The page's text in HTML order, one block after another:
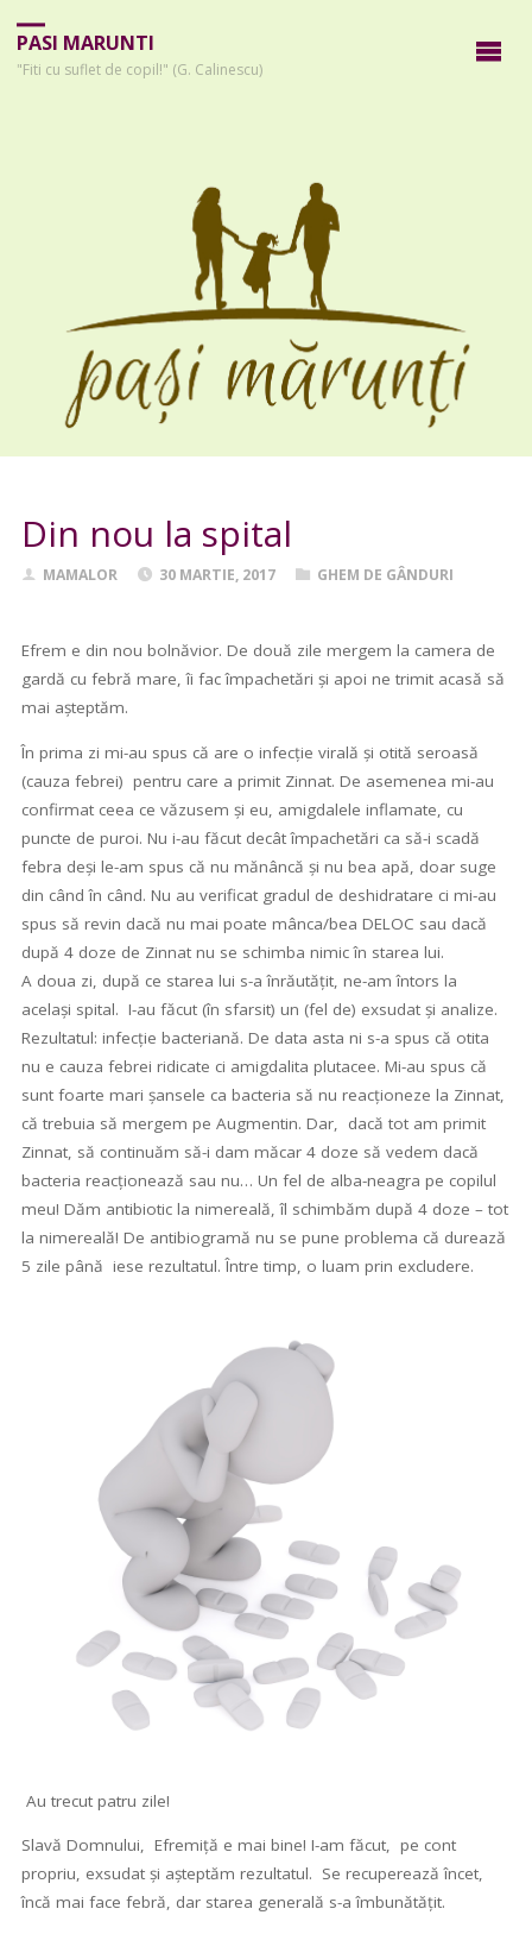
PASI MARUNTI
"Fiti cu suflet de copil!" (G. Calinescu)
Din nou la spital
MAMALOR 30 MARTIE, 2017 GHEM DE GÂNDURI
Efrem e din nou bolnăvior. De două zile mergem la camera de
gardă cu febră mare, îi fac împachetări și apoi ne trimit acasă să
mai așteptăm.
În prima zi mi-au spus că are o infecție virală și otită seroasă
(cauza febrei) pentru care a primit Zinnat. De asemenea mi-au
confirmat ceea ce văzusem și eu, amigdalele inflamate, cu
puncte de puroi. Nu i-au făcut decât împachetări ca să-i scadă
febra deși le-am spus că nu mănâncă și nu bea apă, doar suge
din când în când. Nu au verificat gradul de deshidratare ci mi-au
spus să revin dacă nu mai poate mânca/bea DELOC sau dacă
după 4 doze de Zinnat nu se schimba nimic în starea lui.
A doua zi, după ce starea lui s-a înrăutățit, ne-am întors la
același spital. I-au făcut (în sfarsit) un (fel de) exsudat și analize.
Rezultatul: infecție bacteriană. De data asta ni s-a spus că otita
nu e cauza febrei ridicate ci amigdalita plutacee. Mi-au spus că
sunt foarte mari șansele ca bacteria să nu reacționeze la Zinnat,
că trebuia să mergem pe Augmentin. Dar, dacă tot am primit
Zinnat, să continuăm să-i dam măcar 4 doze să vedem dacă
bacteria reacționează sau nu… Un fel de alba-neagra pe copilul
meu! Dăm antibiotic la nimereală, îl schimbăm după 4 doze – tot
la nimereală! De antibiogramă nu se pune problema că durează
5 zile până iese rezultatul. Între timp, o luam prin excludere.
Au trecut patru zile!
Slavă Domnului, Efremiță e mai bine! I-am făcut, pe cont
propriu, exsudat și așteptăm rezultatul. Se recuperează încet,
încă mai face febră, dar starea generală s-a îmbunătățit.